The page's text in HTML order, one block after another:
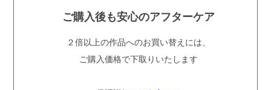
ご購入後も安心のアフターケア
２倍以上の作品へのお買い替えには、
ご購入価格で下取りいたします